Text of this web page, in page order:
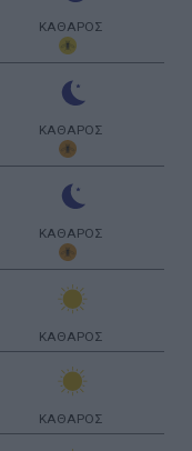
ΚΑΘΑΡΟΣ
ΚΑΘΑΡΟΣ
ΚΑΘΑΡΟΣ
ΚΑΘΑΡΟΣ
ΚΑΘΑΡΟΣ